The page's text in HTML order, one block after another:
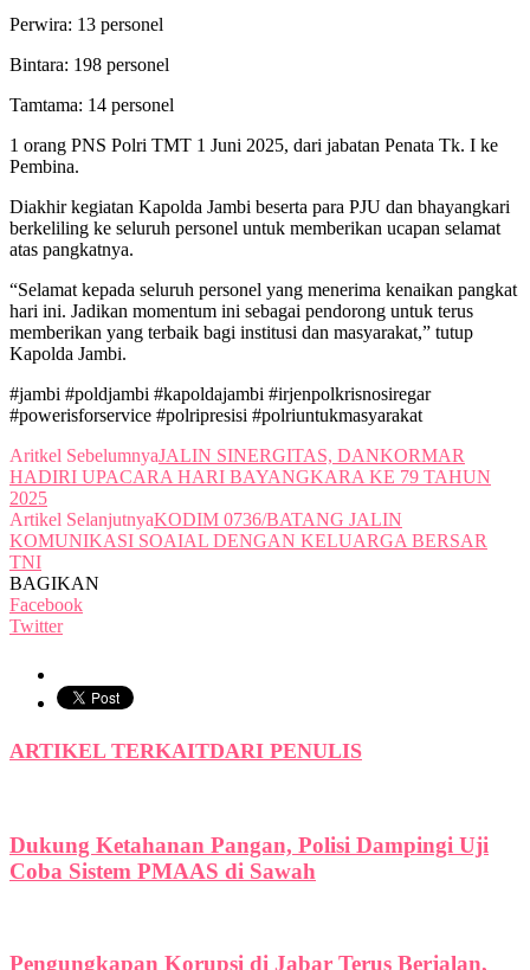
Perwira: 13 personel
Bintara: 198 personel
Tamtama: 14 personel
1 orang PNS Polri TMT 1 Juni 2025, dari jabatan Penata Tk. I ke
Pembina.
Diakhir kegiatan Kapolda Jambi beserta para PJU dan bhayangkari
berkeliling ke seluruh personel untuk memberikan ucapan selamat
atas pangkatnya.
“Selamat kepada seluruh personel yang menerima kenaikan pangkat
hari ini. Jadikan momentum ini sebagai pendorong untuk terus
memberikan yang terbaik bagi institusi dan masyarakat,” tutup
Kapolda Jambi.
#jambi #poldjambi #kapoldajambi #irjenpolkrisnosiregar
#powerisforservice #polripresisi #polriuntukmasyarakat
Aritkel SebelumnyaJALIN SINERGITAS, DANKORMAR
HADIRI UPACARA HARI BAYANGKARA KE 79 TAHUN
2025
Artikel SelanjutnyaKODIM 0736/BATANG JALIN
KOMUNIKASI SOAIAL DENGAN KELUARGA BERSAR
TNI
BAGIKAN
Facebook
Twitter
ARTIKEL TERKAITDARI PENULIS
Dukung Ketahanan Pangan, Polisi Dampingi Uji
Coba Sistem PMAAS di Sawah
Pengungkapan Korupsi di Jabar Terus Berjalan,